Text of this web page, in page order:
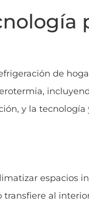
de
y la tecnología
espacios
al